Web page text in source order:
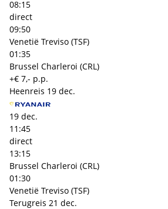
08:15
direct
09:50
Venetië Treviso (TSF)
01:35
Brussel Charleroi (CRL)
+€ 7,- p.p.
Heenreis 19 dec.
19 dec.
11:45
direct
13:15
Brussel Charleroi (CRL)
01:30
Venetië Treviso (TSF)
Terugreis 21 dec.